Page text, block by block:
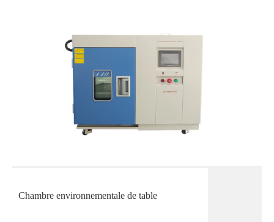
Chambre environnementale de table